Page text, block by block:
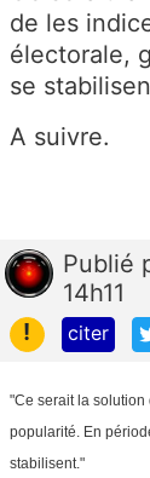
de les
électorale,
se
A suivre.
Publié
14h11
!
citer
"Ce serait la
popularité. En
stabilisent."